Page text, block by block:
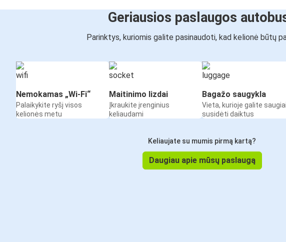
Geriausios paslaugos
Parinktys, kuriomis galite pasinaudoti, kad kelionė būtų
Nemokamas „Wi-Fi“
Palaikykite ryšį visos
kelionės metu
Maitinimo lizdai
Įkraukite įrenginius
keliaudami
Bagažo saugykla
Vieta, kurioje galite saugiai
susidėti daiktus
Keliaujate su mumis pirmą kartą?
Daugiau apie mūsų paslaugą